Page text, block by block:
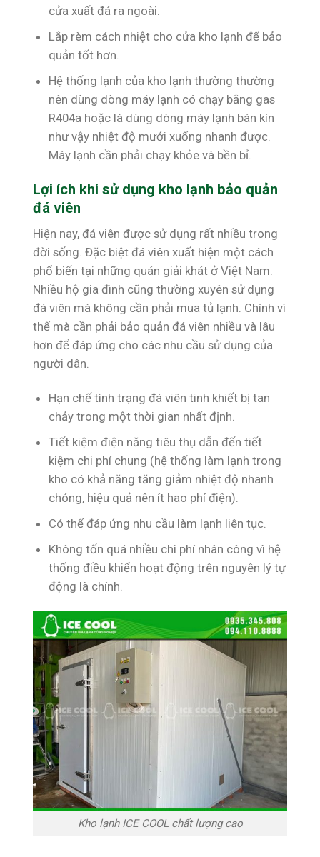
cửa xuất đá ra ngoài.
Lắp rèm cách nhiệt cho cửa kho lạnh để bảo
quản tốt hơn.
Hệ thống lạnh của kho lạnh thường thường
nên dùng dòng máy lạnh có chạy bằng gas
R404a hoặc là dùng dòng máy lạnh bán kín
như vậy nhiệt độ mưới xuống nhanh được.
Máy lạnh cần phải chạy khỏe và bền bỉ.
Lợi ích khi sử dụng kho lạnh bảo quản
đá viên
Hiện nay, đá viên được sử dụng rất nhiều trong
đời sống. Đặc biệt đá viên xuất hiện một cách
phổ biến tại những quán giải khát ở Việt Nam.
Nhiều hộ gia đình cũng thường xuyên sử dụng
đá viên mà không cần phải mua tủ lạnh. Chính vì
thế mà cần phải bảo quản đá viên nhiều và lâu
hơn để đáp ứng cho các nhu cầu sử dụng của
người dân.
Hạn chế tình trạng đá viên tinh khiết bị tan
chảy trong một thời gian nhất định.
Tiết kiệm điện năng tiêu thụ dẫn đến tiết
kiệm chi phí chung (hệ thống làm lạnh trong
kho có khả năng tăng giảm nhiệt độ nhanh
chóng, hiệu quả nên ít hao phí điện).
Có thể đáp ứng nhu cầu làm lạnh liên tục.
Không tốn quá nhiều chi phí nhân công vì hệ
thống điều khiển hoạt động trên nguyên lý tự
động là chính.
Kho lạnh ICE COOL chất lượng cao